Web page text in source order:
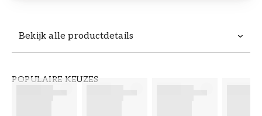
Bekijk alle productdetails
POPULAIRE KEUZES